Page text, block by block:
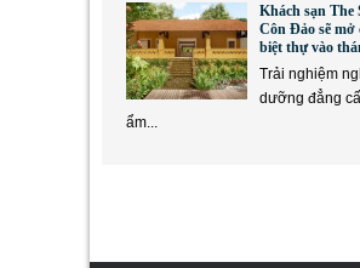
Khách sạn The
Côn Đảo sẽ mở
biệt thự vào
Trải nghiệm
dưỡng đẳng
ẩm...